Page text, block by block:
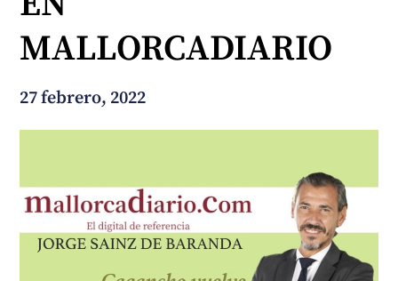
Noticias
MALLORCADIARIO
27 febrero, 2022